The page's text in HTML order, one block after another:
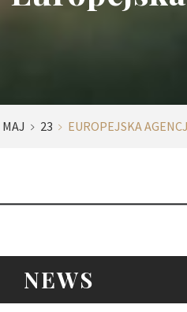
MAJ 23 EUROPEJSKA
NEWS